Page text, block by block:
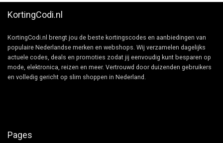
KortingCodi.nl
KortingCodi.nl brengt jou de beste kortingscodes en aanbiedingen van
populaire Nederlandse merken en webshops. Wij verzamelen dagelijks
actuele codes, deals en promoties zodat jij eenvoudig kunt besparen op
mode, elektronica, reizen en meer. Vertrouwd door duizenden gebruikers
en volledig gericht op slim shoppen in Nederland.
Pages